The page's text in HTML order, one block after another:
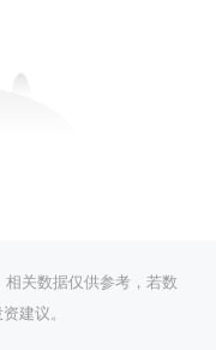
关数据仅供参考，若数
建议。